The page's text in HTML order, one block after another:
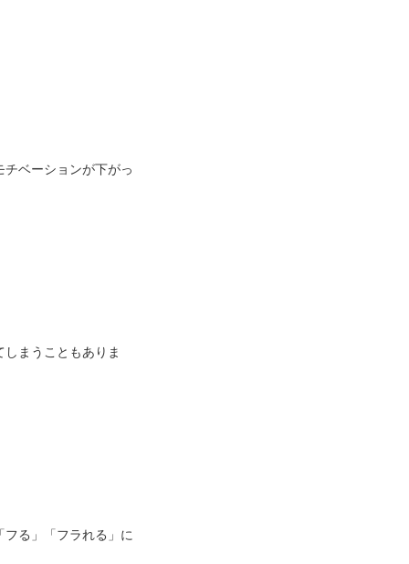
ベーションが下がっ
まうこともありま
る」「フラれる」に